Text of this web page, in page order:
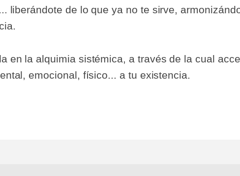
liberándote de lo que ya no te sirve,
en la alquimia sistémica, a través de la cual
emocional, físico... a tu existencia.